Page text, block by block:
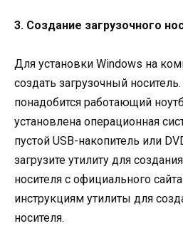
3. Создание загрузочного
Для установки Windows на
создать загрузочный
понадобится работающий
установлена операционная
пустой USB-накопитель или
загрузите утилиту для
носителя с официального
инструкциям утилиты для
носителя.